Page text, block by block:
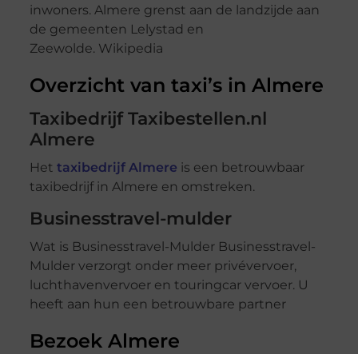
inwoners. Almere grenst aan de landzijde aan
de gemeenten Lelystad en
Zeewolde. Wikipedia
Overzicht van taxi’s in Almere
Taxibedrijf Taxibestellen.nl
Almere
Het taxibedrijf Almere is een betrouwbaar
taxibedrijf in Almere en omstreken.
Businesstravel-mulder
Wat is Businesstravel-Mulder Businesstravel-
Mulder verzorgt onder meer privévervoer,
luchthavenvervoer en touringcar vervoer. U
heeft aan hun een betrouwbare partner
Bezoek Almere